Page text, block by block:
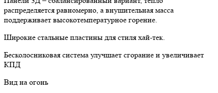
распределяется равномерно, а внушительная масса
поддерживает высокотемпературное горение.
Широкие стальные пластины для стиля хай-тек.
Бесколосниковая система улучшает сгорание и увеличивает
КПД
Вид на огонь